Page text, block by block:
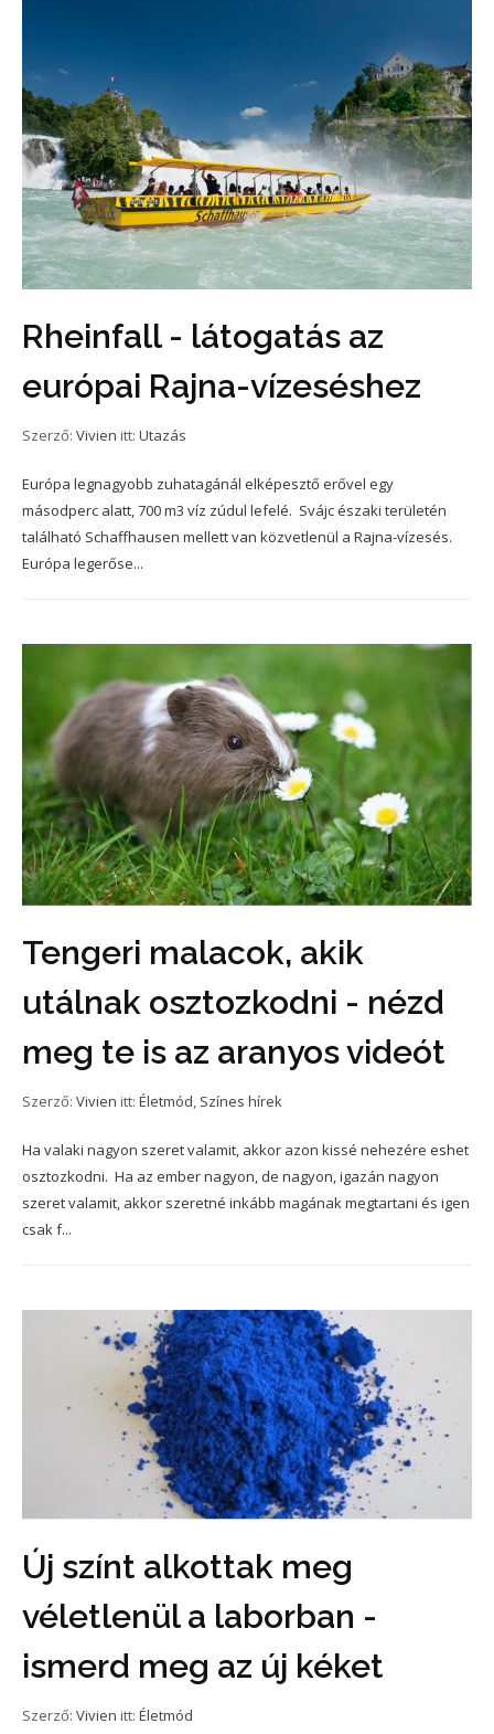
Rheinfall - látogatás az
európai Rajna-vízeséshez
Szerző: Vivien itt: Utazás
Európa legnagyobb zuhatagánál elképesztő erővel egy
másodperc alatt, 700 m3 víz zúdul lefelé. Svájc északi területén
található Schaffhausen mellett van közvetlenül a Rajna-vízesés.
Európa legerőse...
Tengeri malacok, akik
utálnak osztozkodni - nézd
meg te is az aranyos videót
Szerző: Vivien itt: Életmód, Színes hírek
Ha valaki nagyon szeret valamit, akkor azon kissé nehezére eshet
osztozkodni. Ha az ember nagyon, de nagyon, igazán nagyon
szeret valamit, akkor szeretné inkább magának megtartani és igen
csak f...
Új színt alkottak meg
véletlenül a laborban -
ismerd meg az új kéket
Szerző: Vivien itt: Életmód